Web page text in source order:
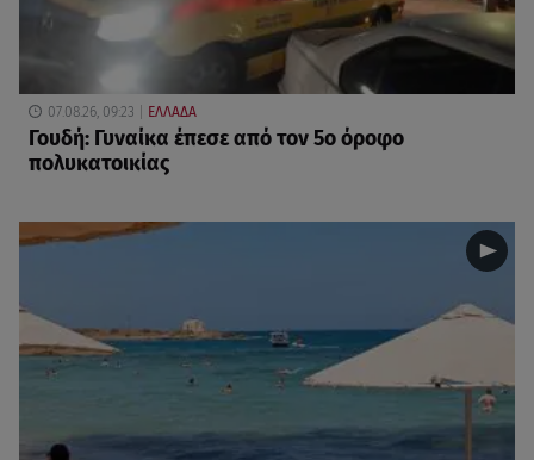
07.08.26, 09:23 ΕΛΛΑΔΑ
Γουδή: Γυναίκα έπεσε από τον 5ο όροφο
πολυκατοικίας